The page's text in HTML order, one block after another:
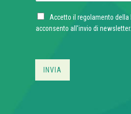
l
C
h
Accetto il regolamento della
acconsento all'invio di newsletter.
INVIA